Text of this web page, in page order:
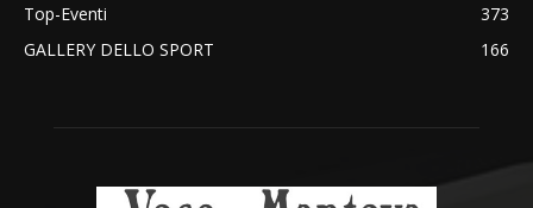
Top-Eventi
373
GALLERY DELLO SPORT
166